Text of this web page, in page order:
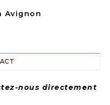
Avignon
nous directement